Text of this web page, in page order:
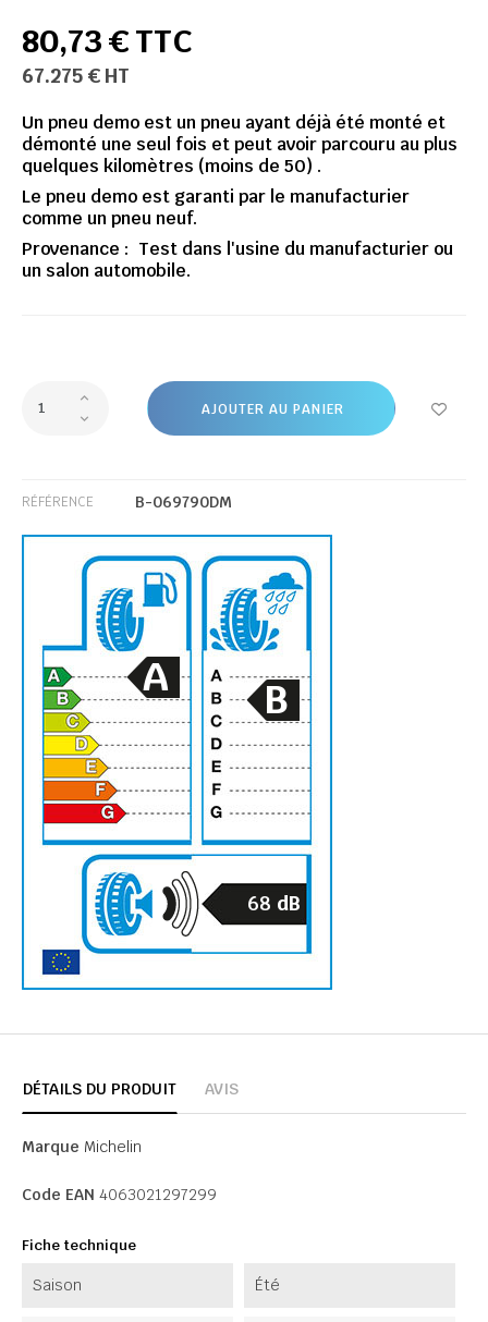
80,73 € TTC
67.275 € HT
Un pneu demo est un pneu ayant déjà été monté et
démonté une seul fois et peut avoir parcouru au plus
quelques kilomètres (moins de 50) .
Le pneu demo est garanti par le manufacturier
comme un pneu neuf.
Provenance : Test dans l'usine du manufacturier ou
un salon automobile.
AJOUTER AU PANIER
RÉFÉRENCE B-069790DM
A B
68 dB
DÉTAILS DU PRODUIT AVIS
Marque Michelin
Code EAN 4063021297299
Fiche technique
Saison Été